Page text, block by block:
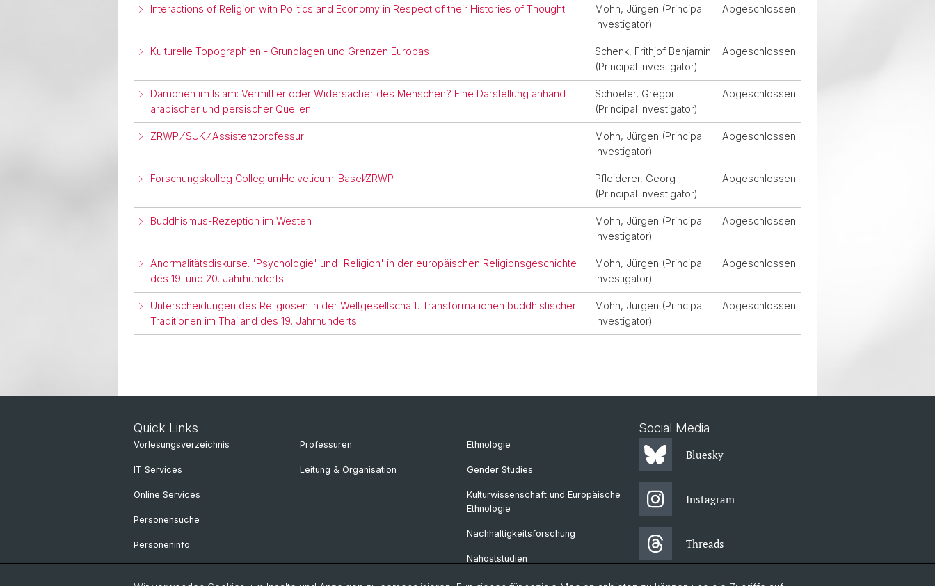
Interactions of Religion with Politics and Economy in Respect of their Histories of Thought
Mohn, Jürgen (Principal
Investigator)
Abgeschlossen
Kulturelle Topographien - Grundlagen und Grenzen Europas
Schenk, Frithjof Benjamin
(Principal Investigator)
Abgeschlossen
Dämonen im Islam: Vermittler oder Widersacher des Menschen? Eine Darstellung anhand
arabischer und persischer Quellen
Schoeler, Gregor
(Principal Investigator)
Abgeschlossen
ZRWP ⁄ SUK ⁄ Assistenzprofessur
Mohn, Jürgen (Principal
Investigator)
Abgeschlossen
Forschungskolleg CollegiumHelveticum-Basel⁄ZRWP
Pfleiderer, Georg
(Principal Investigator)
Abgeschlossen
Buddhismus-Rezeption im Westen
Mohn, Jürgen (Principal
Investigator)
Abgeschlossen
Anormalitätsdiskurse. 'Psychologie' und 'Religion' in der europäischen Religionsgeschichte
des 19. und 20. Jahrhunderts
Mohn, Jürgen (Principal
Investigator)
Abgeschlossen
Unterscheidungen des Religiösen in der Weltgesellschaft. Transformationen buddhistischer
Traditionen im Thailand des 19. Jahrhunderts
Mohn, Jürgen (Principal
Investigator)
Abgeschlossen
Quick Links
Vorlesungsverzeichnis
IT Services
Online Services
Personensuche
Personeninfo
Professuren
Leitung & Organisation
Ethnologie
Gender Studies
Kulturwissenschaft und Europäische
Ethnologie
Nachhaltigkeitsforschung
Nahoststudien
Politikwissenschaft
Social Media
Bluesky
Instagram
Threads